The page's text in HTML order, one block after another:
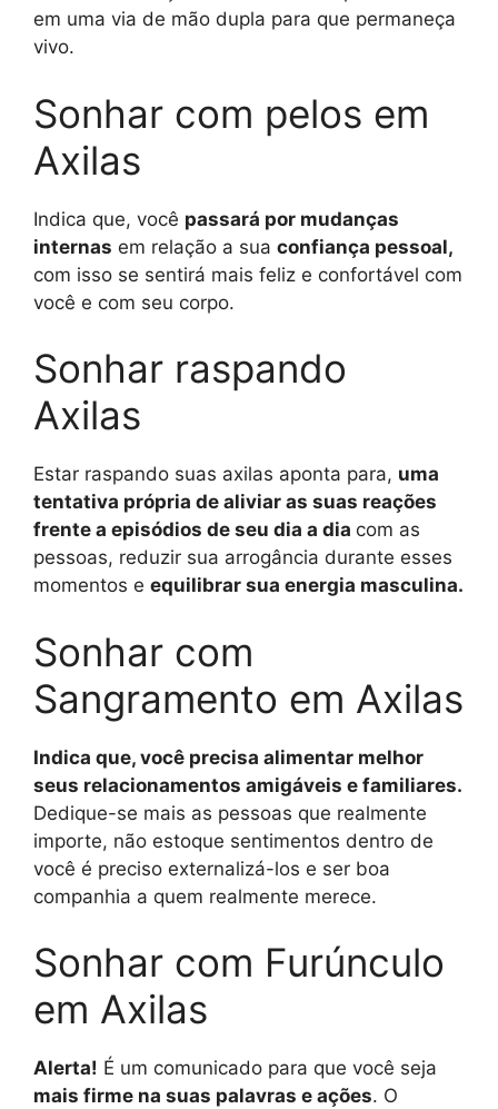
em uma via de mão dupla para que permaneça
vivo.
Sonhar com pelos em
Axilas
Indica que, você passará por mudanças
internas em relação a sua confiança pessoal,
com isso se sentirá mais feliz e confortável com
você e com seu corpo.
Sonhar raspando
Axilas
Estar raspando suas axilas aponta para, uma
tentativa própria de aliviar as suas reações
frente a episódios de seu dia a dia com as
pessoas, reduzir sua arrogância durante esses
momentos e equilibrar sua energia masculina.
Sonhar com
Sangramento em Axilas
Indica que, você precisa alimentar melhor
seus relacionamentos amigáveis e familiares.
Dedique-se mais as pessoas que realmente
importe, não estoque sentimentos dentro de
você é preciso externalizá-los e ser boa
companhia a quem realmente merece.
Sonhar com Furúnculo
em Axilas
Alerta! É um comunicado para que você seja
mais firme na suas palavras e ações. O